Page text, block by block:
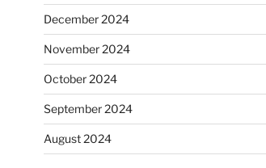
December 2024
November 2024
October 2024
September 2024
August 2024